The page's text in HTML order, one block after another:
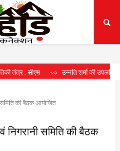
⇝ उन्नति शर्मा की उपलब्धि खिलाड़ियों के
समिति की बैठक आयोजित
निगरानी समिति की बैठक